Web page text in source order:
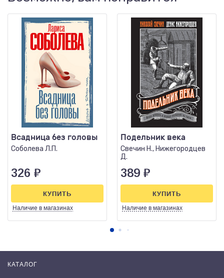
Всадница без головы
Соболева Л.П.
326 ₽
Наличие в магазинах
КУПИТЬ
Подельник века
Свечин Н., Нижегородцев
Д.
389 ₽
Наличие в магазинах
КУПИТЬ
КАТАЛОГ